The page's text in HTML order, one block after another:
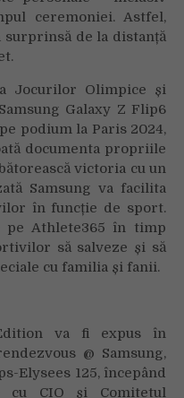
ceremoniei. Astfel,
de la distanță
Jocurilor Olimpice și
Galaxy Z Flip6
podium la Paris 2024,
documenta propriile
victoria cu un
Samsung va facilita
în funcție de sport.
Athlete365 în timp
să salveze și să
cu familia și fanii.
va fi expus în
@ Samsung,
Elysees 125, începând
cu CIO și Comitetul